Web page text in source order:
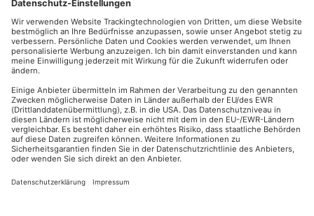
Widerrufsrecht
für Verbraucher
Elektronischer
Geschäftsverkehr
Barrierefreiheit
HERKERT
FORUM VERLAG
HERKERT
Kontakt
86504 Merching
Telefon: +49
(0)8233 381-123
Telefax: +49
E-Mail:
herkert.de
Zahlung per
Rechnung